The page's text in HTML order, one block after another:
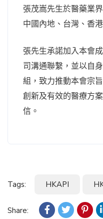
張茂嵩先生於醫藥業
中國內地、台灣、香
張先生承諾加入本會
司溝通聯繫，並以自
組，致力推動本會宗
創新及有效的醫療方
信。
Tags: HKAPI
Share: